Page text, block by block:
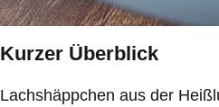
Kurzer Überblick
Lachshäppchen aus der